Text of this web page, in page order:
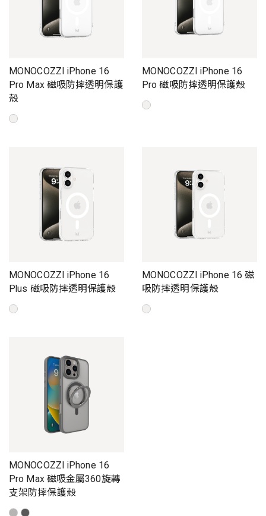
MONOCOZZI iPhone 16
Pro Max 磁吸防摔透明保護
殼
MONOCOZZI iPhone 16
Pro 磁吸防摔透明保護殼
MONOCOZZI iPhone 16
Plus 磁吸防摔透明保護殼
MONOCOZZI iPhone 16 磁
吸防摔透明保護殼
MONOCOZZI iPhone 16
Pro Max 磁吸金屬360旋轉
支架防摔保護殼